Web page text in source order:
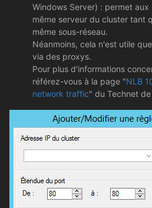
Windows Server) : permet
même serveur du cluster tant
même sous-réseau.
Néanmoins, cela n'est utile
via des proxys.
Pour plus d'informations
référez-vous à la page "NLB
network traffic" du Technet